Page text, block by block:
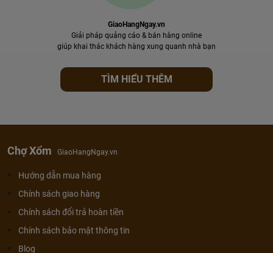
GiaoHangNgay.vn
Giải pháp quảng cáo & bán hàng online
giúp khai thác khách hàng xung quanh nhà bạn
TÌM HIỂU THÊM
Chợ Xổm GiaoHangNgay.vn
Hướng dẫn mua hàng
Chính sách giao hàng
Chính sách đổi trả hoàn tiền
Chính sách bảo mật thông tin
Blog